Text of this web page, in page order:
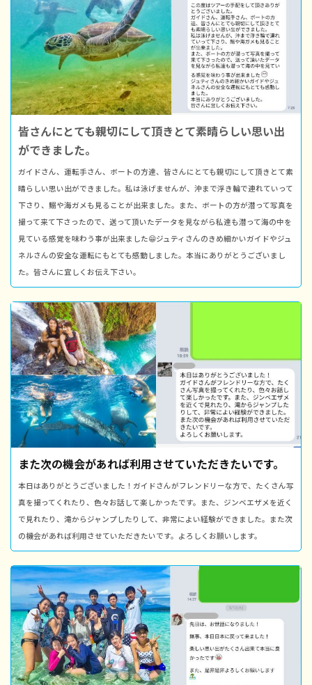
皆さんにとても親切にして頂きとて素晴らしい思い出
ができました。
ガイドさん、運転手さん、ボートの方達、皆さんにとても親切にして頂きとて素
晴らしい思い出ができました。私は泳げませんが、沖まで浮き輪で連れていって
下さり、鰯や海ガメも見ることが出来ました。また、ボートの方が潜って写真を
撮って来て下さったので、送って頂いたデータを見ながら私達も潜って海の中を
見ている感覚を味わう事が出来ました😁ジュティさんのきめ細かいガイドやジュ
ネルさんの安全な運転にもとても感動しました。本当にありがとうございまし
た。皆さんに宜しくお伝え下さい。
また次の機会があれば利用させていただきたいです。
本日はありがとうございました！ガイドさんがフレンドリーな方で、たくさん写
真を撮ってくれたり、色々お話して楽しかったです。また、ジンベエザメを近く
で見れたり、滝からジャンプしたりして、非常によい経験ができました。また次
の機会があれば利用させていただきたいです。よろしくお願いします。